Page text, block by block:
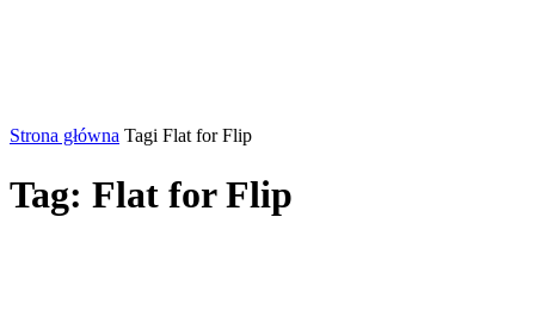
Strona główna Tagi Flat for Flip
Tag: Flat for Flip